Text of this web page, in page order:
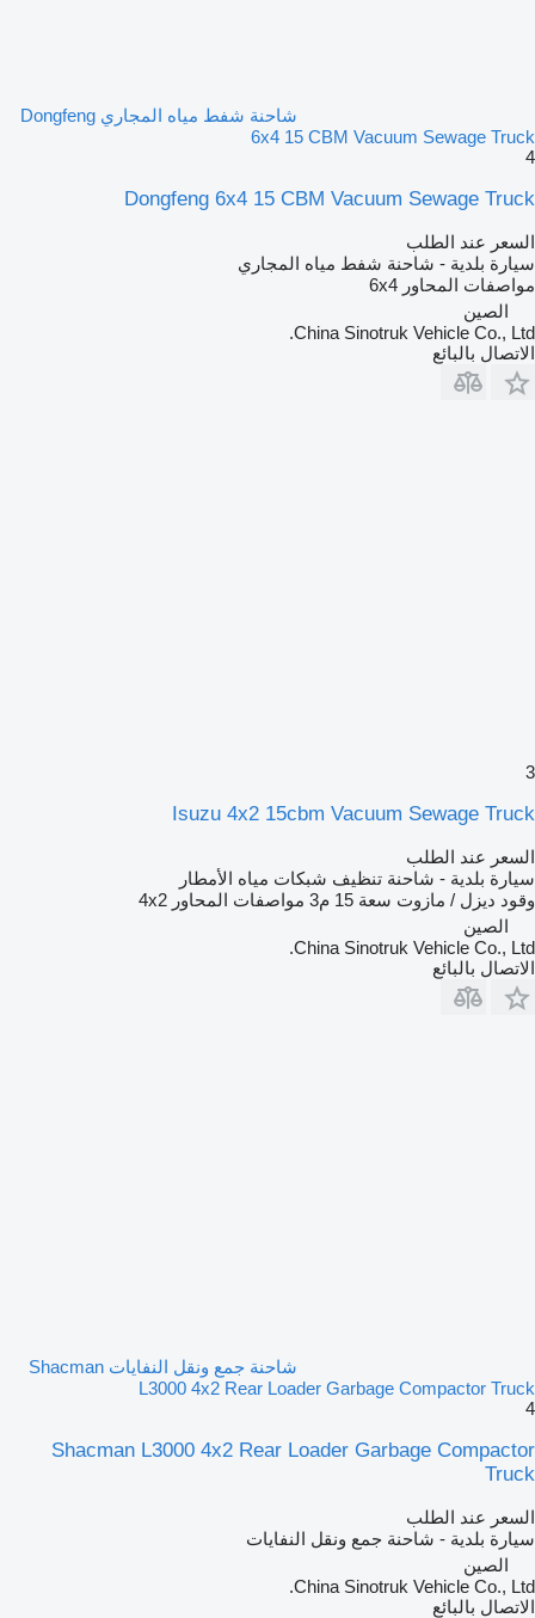
شاحنة شفط مياه المجاري Dongfeng
6x4 15 CBM Vacuum Sewage Truck
4
Dongfeng 6x4 15 CBM Vacuum Sewage Truck
السعر عند الطلب
سيارة بلدية - شاحنة شفط مياه المجاري
مواصفات المحاور 6x4
الصين
China Sinotruk Vehicle Co., Ltd.
الاتصال بالبائع
3
Isuzu 4x2 15cbm Vacuum Sewage Truck
السعر عند الطلب
سيارة بلدية - شاحنة تنظيف شبكات مياه الأمطار
وقود ديزل / مازوت سعة 15 م3 مواصفات المحاور 4x2
الصين
China Sinotruk Vehicle Co., Ltd.
الاتصال بالبائع
شاحنة جمع ونقل النفايات Shacman
L3000 4x2 Rear Loader Garbage Compactor Truck
4
Shacman L3000 4x2 Rear Loader Garbage Compactor
Truck
السعر عند الطلب
سيارة بلدية - شاحنة جمع ونقل النفايات
الصين
China Sinotruk Vehicle Co., Ltd.
الاتصال بالبائع